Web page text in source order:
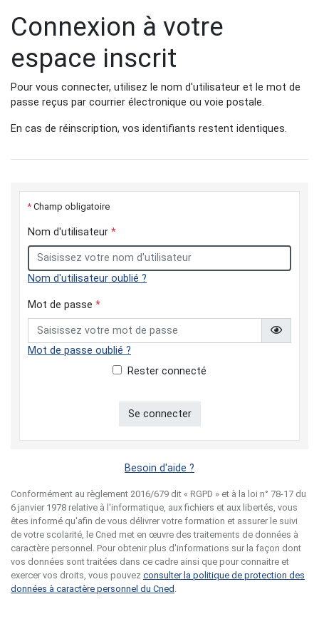
Connexion à votre
espace inscrit
Pour vous connecter, utilisez le nom d'utilisateur et le mot de
passe reçus par courrier électronique ou voie postale.
En cas de réinscription, vos identifiants restent identiques.
* Champ obligatoire
Nom d'utilisateur *
Nom d'utilisateur oublié ?
Mot de passe *
Mot de passe oublié ?
Rester connecté
Se connecter
Besoin d'aide ?
Conformément au règlement 2016/679 dit « RGPD » et à la loi n° 78-17 du
6 janvier 1978 relative à l'informatique, aux fichiers et aux libertés, vous
êtes informé qu'afin de vous délivrer votre formation et assurer le suivi
de votre scolarité, le Cned met en œuvre des traitements de données à
caractère personnel. Pour obtenir plus d'informations sur la façon dont
vos données sont traitées dans ce cadre ainsi que pour connaitre et
exercer vos droits, vous pouvez consulter la politique de protection des
données à caractère personnel du Cned .